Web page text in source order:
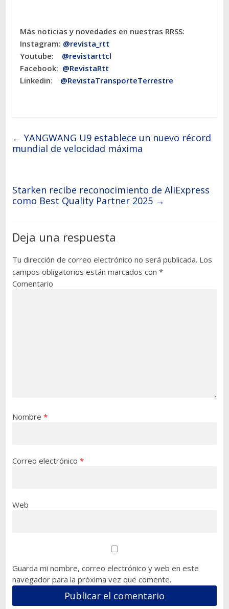
Más noticias y novedades en nuestras RRSS:
Instagram: @revista_rtt
Youtube: @revistarttcl
Facebook: @RevistaRtt
Linkedin: @RevistaTransporteTerrestre
← YANGWANG U9 establece un nuevo récord
mundial de velocidad máxima
Starken recibe reconocimiento de AliExpress
como Best Quality Partner 2025 →
Deja una respuesta
Tu dirección de correo electrónico no será publicada. Los
campos obligatorios están marcados con *
Comentario
Nombre *
Correo electrónico *
Web
Guarda mi nombre, correo electrónico y web en este
navegador para la próxima vez que comente.